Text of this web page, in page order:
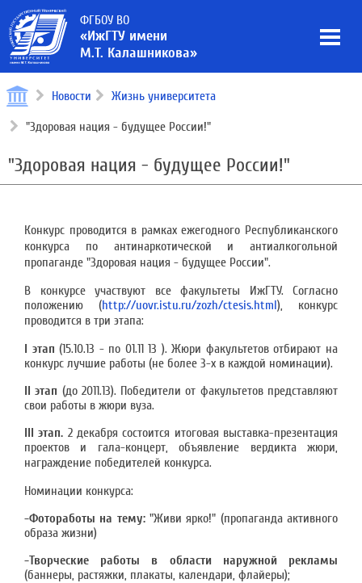
ФГБОУ ВО
«ИжГТУ имени
М.Т. Калашникова»
Новости Жизнь университета
"Здоровая нация - будущее России!"
"Здоровая нация - будущее России!"
Конкурс проводится в рамках ежегодного Республиканского
конкурса по антинаркотической и антиалкогольной
пропаганде "Здоровая нация - будущее России".
В конкурсе участвуют все факультеты ИжГТУ. Согласно
положению (http://uovr.istu.ru/zozh/ctesis.html), конкурс
проводится в три этапа:
I этап (15.10.13 - по 01.11 13 ). Жюри факультетов отбирают на
конкурс лучшие работы (не более 3-х в каждой номинации).
II этап (до 2011.13). Победители от факультетов представляют
свои работы в жюри вуза.
III этап. 2 декабря состоится итоговая выставка-презентация
проектов и гала-концерт, объявление вердикта жюри,
награждение победителей конкурса.
Номинации конкурса:
-Фотоработы на тему:"Живи ярко!" (пропаганда активного
образа жизни)
-Творческие работы в области наружной рекламы
(баннеры, растяжки, плакаты, календари, флайеры);